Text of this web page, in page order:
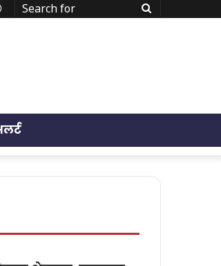
Search
WhatsApp